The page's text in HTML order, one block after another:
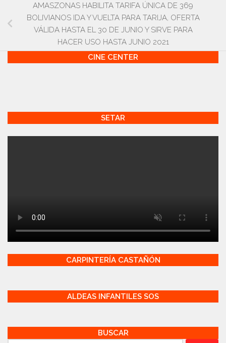
AMASZONAS HABILITA TARIFA ÚNICA DE 369
BOLIVIANOS IDA Y VUELTA PARA TARIJA, OFERTA
VÁLIDA HASTA EL 30 DE JUNIO Y SIRVE PARA
HACER USO HASTA JUNIO 2021
CINE CENTER
SETAR
CARPINTERÍA CASTAÑÓN
ALDEAS INFANTILES SOS
BUSCAR